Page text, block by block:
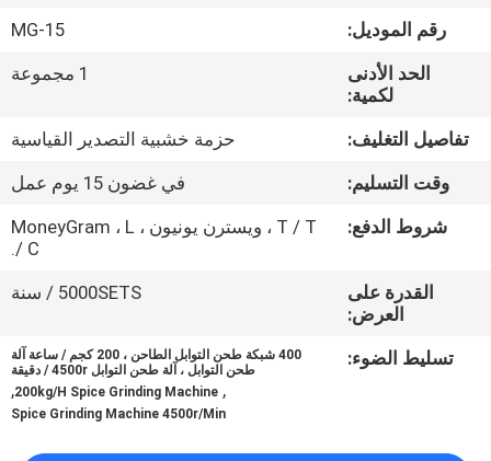
معلومات
جولة
المعمل
الجودة
اتصل
رقم الموديل:
MG-15
الحد الأدنى
لكمية:
1 مجموعة
تفاصيل التغليف:
حزمة خشبية التصدير القياسية
وقت التسليم:
في غضون 15 يوم عمل
شروط الدفع:
T / T ، ويسترن يونيون ، MoneyGram ، L
/ C.
القدرة على
العرض:
5000SETS / سنة
تسليط الضوء:
400 شبكة طحن التوابل الطاحن ، 200 كجم / ساعة آلة
طحن التوابل ، آلة طحن التوابل 4500r / دقيقة
,
200kg/H Spice Grinding Machine
,
Spice Grinding Machine 4500r/Min